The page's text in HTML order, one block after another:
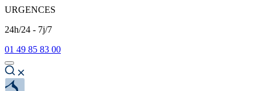
URGENCES
24h/24 - 7j/7
01 49 85 83 00